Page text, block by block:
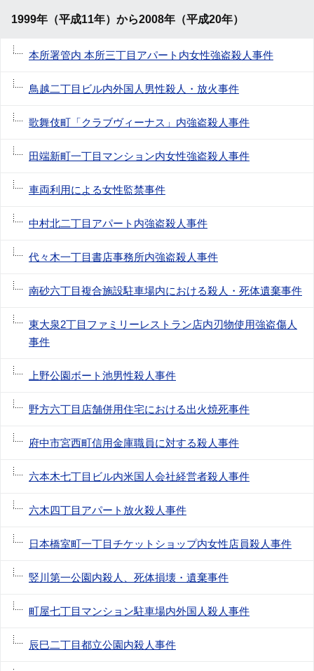
1999年（平成11年）から2008年（平成20年）
本所署管内 本所三丁目アパート内女性強盗殺人事件
鳥越二丁目ビル内外国人男性殺人・放火事件
歌舞伎町「クラブヴィーナス」内強盗殺人事件
田端新町一丁目マンション内女性強盗殺人事件
車両利用による女性監禁事件
中村北二丁目アパート内強盗殺人事件
代々木一丁目書店事務所内強盗殺人事件
南砂六丁目複合施設駐車場内における殺人・死体遺棄事件
東大泉2丁目ファミリーレストラン店内刃物使用強盗傷人
事件
上野公園ボート池男性殺人事件
野方六丁目店舗併用住宅における出火焼死事件
府中市宮西町信用金庫職員に対する殺人事件
六本木七丁目ビル内米国人会社経営者殺人事件
六木四丁目アパート放火殺人事件
日本橋室町一丁目チケットショップ内女性店員殺人事件
竪川第一公園内殺人、死体損壊・遺棄事件
町屋七丁目マンション駐車場内外国人殺人事件
辰巳二丁目都立公園内殺人事件